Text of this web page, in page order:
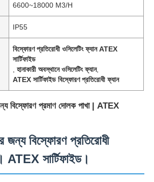
6600~18000 M3/H
IP55
বিস্ফোরণ প্রতিরোধী ওসিলেটিং ফ্যান ATEX
সার্টিফাইড
,হানাকারী অবস্থানে ওসিলেটিং ফ্যান,
ATEX সার্টিফাইড বিস্ফোরণ প্রতিরোধী ফ্যান
বিস্ফোরণ প্রমাণ দোলক পাখা | ATEX
জন্য বিস্ফোরণ প্রতিরোধী
ATEX সার্টিফাইড।